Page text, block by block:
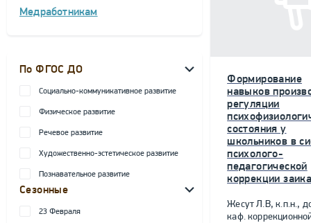
Медработникам
По ФГОС ДО
Социально-коммуникативное развитие
Физическое развитие
Речевое развитие
Художественно-эстетическое развитие
Познавательное развитие
Сезонные
23 Февраля
Формирование
навыков
регуляции
состояния у
школьников в
психолого-
педагогической
коррекции
Жесут Л.В, к.п.н.,
каф.